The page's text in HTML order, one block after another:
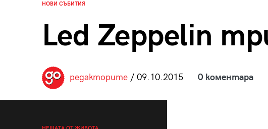
НОВИ СЪБИТИЯ
Led Zeppelin
редакторите/ 09.10.2015 0 коментара